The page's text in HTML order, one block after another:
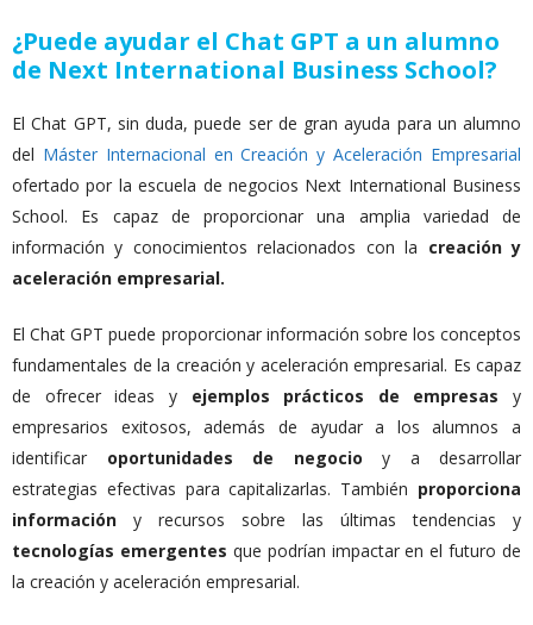
¿Puede ayudar el Chat GPT a un alumno
de Next International Business School?
El Chat GPT, sin duda, puede ser de gran ayuda para un alumno
del Máster Internacional en Creación y Aceleración Empresarial
ofertado por la escuela de negocios Next International Business
School. Es capaz de proporcionar una amplia variedad de
información y conocimientos relacionados con la creación y
aceleración empresarial.
El Chat GPT puede proporcionar información sobre los conceptos
fundamentales de la creación y aceleración empresarial. Es capaz
de ofrecer ideas y ejemplos prácticos de empresas y
empresarios exitosos, además de ayudar a los alumnos a
identificar oportunidades de negocio y a desarrollar
estrategias efectivas para capitalizarlas. También proporciona
información y recursos sobre las últimas tendencias y
tecnologías emergentes que podrían impactar en el futuro de
la creación y aceleración empresarial.